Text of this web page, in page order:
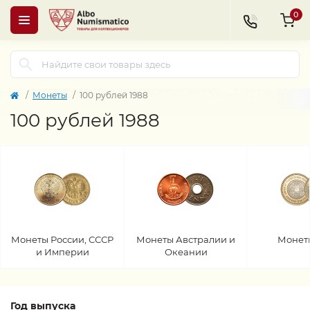
0
Монеты 100 рублей 1988
100 рублей 1988
Монеты России, СССР
и Империи
Монеты Австралии и
Океании
Год выпуска